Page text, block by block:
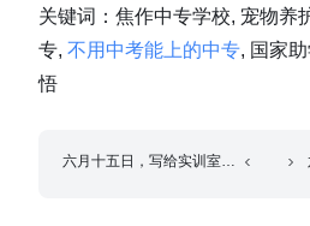
关键词：焦作中专学校, 宠物养
专, 不用中考能上的中专, 国家
悟
六月十五日，写给实训室里那个闪闪发光的你